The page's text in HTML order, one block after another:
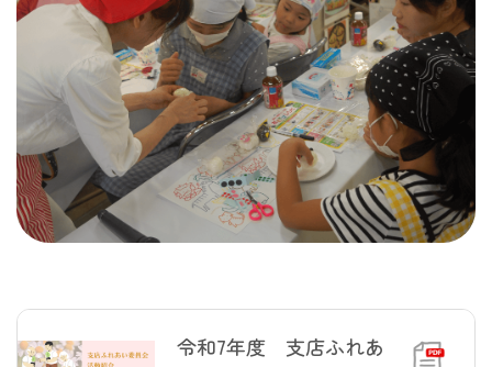
令和7年度 支店ふれあ